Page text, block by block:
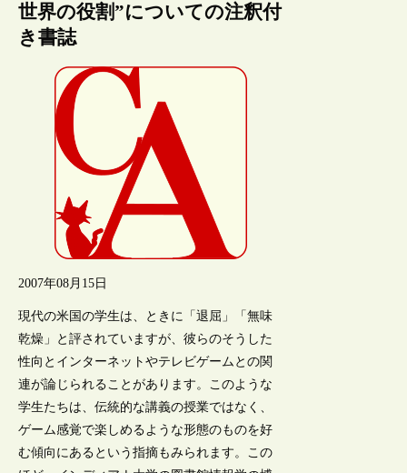
世界の役割”についての注釈付
き書誌
2007年08月15日
現代の米国の学生は、ときに「退屈」「無味
乾燥」と評されていますが、彼らのそうした
性向とインターネットやテレビゲームとの関
連が論じられることがあります。このような
学生たちは、伝統的な講義の授業ではなく、
ゲーム感覚で楽しめるような形態のものを好
む傾向にあるという指摘もみられます。この